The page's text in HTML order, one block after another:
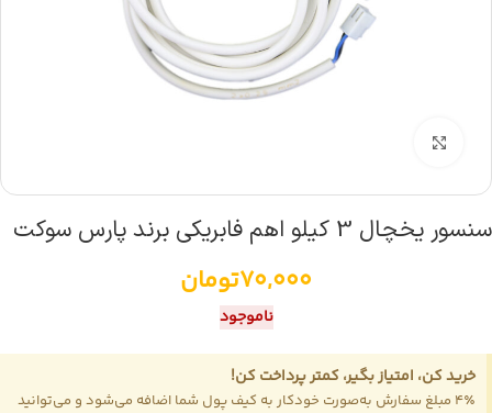
سنسور یخچال 3 کیلو اهم فابریکی برند پارس سوکت
70,000تومان
ناموجود
خرید کن، امتیاز بگیر، کمتر پرداخت کن!
4٪ مبلغ سفارش به‌صورت خودکار به کیف پول شما اضافه می‌شود و می‌توانید